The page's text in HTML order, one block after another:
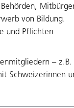
von Bildung.
und Pflichten
–